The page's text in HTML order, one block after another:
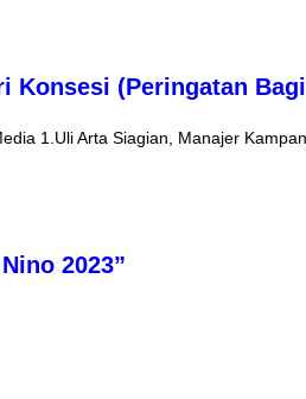
Konsesi (Peringatan
1.Uli Arta Siagian, Manajer
2023”